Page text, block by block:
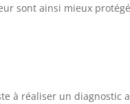
sont ainsi mieux
à réaliser un diagnostic